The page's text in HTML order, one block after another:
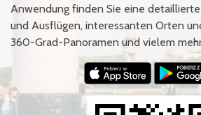
Anwendung finden Sie eine
und Ausflügen, interessanten Orten
360-Grad-Panoramen und vielem